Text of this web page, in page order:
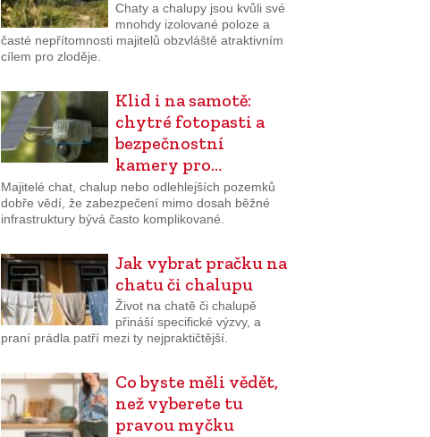
Chaty a chalupy jsou kvůli své
mnohdy izolované poloze a
časté nepřítomnosti majitelů obzvláště atraktivním
cílem pro zloděje.
Klid i na samotě:
chytré fotopasti a
bezpečnostní
kamery pro…
Majitelé chat, chalup nebo odlehlejších pozemků
dobře vědí, že zabezpečení mimo dosah běžné
infrastruktury bývá často komplikované.
Jak vybrat pračku na
chatu či chalupu
Život na chatě či chalupě
přináší specifické výzvy, a
praní prádla patří mezi ty nejpraktičtější.
Co byste měli vědět,
než vyberete tu
pravou myčku